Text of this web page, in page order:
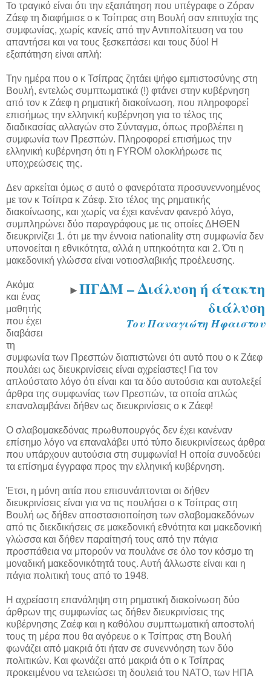
Το τραγικό είναι ότι την εξαπάτηση που υπέγραφε ο Ζόραν
Ζάεφ τη διαφήμισε ο κ Τσίπρας στη Βουλή σαν επιτυχία της
συμφωνίας, χωρίς κανείς από την Αντιπολίτευση να του
απαντήσει και να τους ξεσκεπάσει και τους δύο! Η
εξαπάτηση είναι απλή:
Την ημέρα που ο κ Τσίπρας ζητάει ψήφο εμπιστοσύνης στη
Βουλή, εντελώς συμπτωματικά (!) φτάνει στην κυβέρνηση
από τον κ Ζάεφ η ρηματική διακοίνωση, που πληροφορεί
επισήμως την ελληνική κυβέρνηση για το τέλος της
διαδικασίας αλλαγών στο Σύνταγμα, όπως προβλέπει η
συμφωνία των Πρεσπών. Πληροφορεί επισήμως την
ελληνική κυβέρνηση ότι η FYROM ολοκλήρωσε τις
υποχρεώσεις της.
Δεν αρκείται όμως σ αυτό ο φανερότατα προσυνεννοημένος
με τον κ Τσίπρα κ Ζάεφ. Στο τέλος της ρηματικής
διακοίνωσης, και χωρίς να έχει κανέναν φανερό λόγο,
συμπληρώνει δύο παραγράφους με τις οποίες ΔΗΘΕΝ
διευκρινίζει 1. ότι με την έννοια nationality στη συμφωνία δεν
υπονοείται η εθνικότητα, αλλά η υπηκοότητα και 2. Ότι η
μακεδονική γλώσσα είναι νοτιοσλαβικής προέλευσης.
►ΠΓΔΜ – Διάλυση ή άτακτη
διάλυση
Του Παναγιώτη Ήφαιστου
Ακόμα
και ένας
μαθητής
που έχει
διαβάσει
τη
συμφωνία των Πρεσπών διαπιστώνει ότι αυτό που ο κ Ζάεφ
πουλάει ως διευκρινίσεις είναι αχρείαστες! Για τον
απλούστατο λόγο ότι είναι και τα δύο αυτούσια και αυτολεξεί
άρθρα της συμφωνίας των Πρεσπών, τα οποία απλώς
επαναλαμβάνει δήθεν ως διευκρινίσεις ο κ Ζάεφ!
Ο σλαβομακεδόνας πρωθυπουργός δεν έχει κανέναν
επίσημο λόγο να επαναλάβει υπό τύπο διευκρινίσεως άρθρα
που υπάρχουν αυτούσια στη συμφωνία! Η οποία συνοδεύει
τα επίσημα έγγραφα προς την ελληνική κυβέρνηση.
Έτσι, η μόνη αιτία που επισυνάπτονται οι δήθεν
διευκρινίσεις είναι για να τις πουλήσει ο κ Τσίπρας στη
Βουλή ως δήθεν αποστασιοποίηση των σλαβομακεδόνων
από τις διεκδικήσεις σε μακεδονική εθνότητα και μακεδονική
γλώσσα και δήθεν παραίτησή τους από την πάγια
προσπάθεια να μπορούν να πουλάνε σε όλο τον κόσμο τη
μοναδική μακεδονικότητά τους. Αυτή άλλωστε είναι και η
πάγια πολιτική τους από το 1948.
Η αχρείαστη επανάληψη στη ρηματική διακοίνωση δύο
άρθρων της συμφωνίας ως δήθεν διευκρινίσεις της
κυβέρνησης Ζαέφ και η καθόλου συμπτωματική αποστολή
τους τη μέρα που θα αγόρευε ο κ Τσίπρας στη Βουλή
φωνάζει από μακριά ότι ήταν σε συνεννόηση των δύο
πολιτικών. Και φωνάζει από μακριά ότι ο κ Τσίπρας
προκειμένου να τελειώσει τη δουλειά του ΝΑΤΟ, των ΗΠΑ